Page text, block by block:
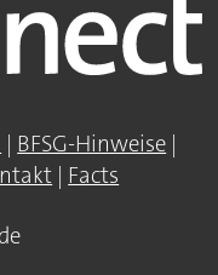
| BFSG-Hinweise |
| Facts